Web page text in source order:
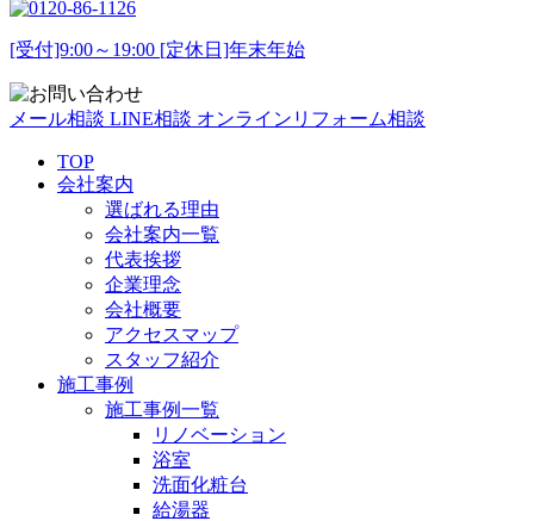
[受付]9:00～19:00 [定休日]年末年始
メール相談 LINE相談 オンラインリフォーム相談
TOP
会社案内
選ばれる理由
会社案内一覧
代表挨拶
企業理念
会社概要
アクセスマップ
スタッフ紹介
施工事例
施工事例一覧
リノベーション
浴室
洗面化粧台
給湯器